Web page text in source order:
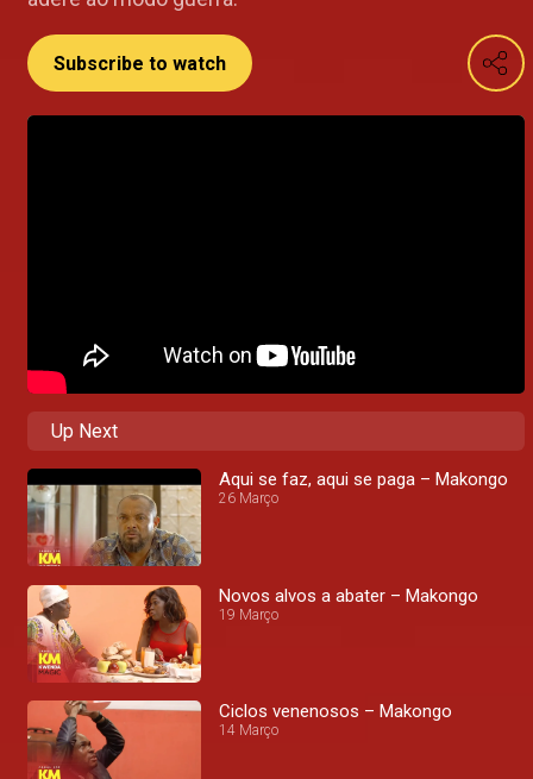
Subscribe to watch
Up Next
Aqui se faz, aqui se paga – Makongo
26 Março
Novos alvos a abater – Makongo
19 Março
Ciclos venenosos – Makongo
14 Março